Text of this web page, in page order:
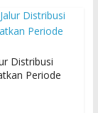
Distribusi
Periode